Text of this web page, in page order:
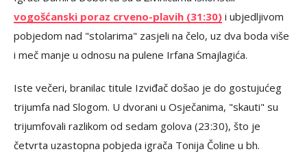
vogošćanski poraz crveno-plavih (31:30) i ubjedljivom
pobjedom nad "stolarima" zasjeli na čelo, uz dva boda više
i meč manje u odnosu na pulene Irfana Smajlagića.
Iste večeri, branilac titule Izviđač došao je do gostujućeg
trijumfa nad Slogom. U dvorani u Osječanima, "skauti" su
trijumfovali razlikom od sedam golova (23:30), što je
četvrta uzastopna pobjeda igrača Tonija Čoline u bh.